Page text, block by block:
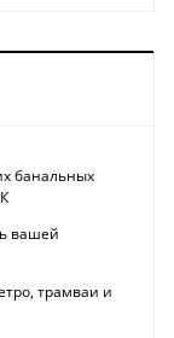
банальных
вашей
трамваи и